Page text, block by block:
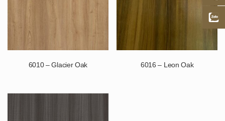
6010 – Glacier Oak 6016 – Leon Oak